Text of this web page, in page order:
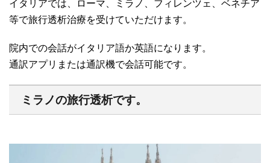
イタリアでは、ローマ、ミラノ、フィレンツェ、ベネチア
等で旅行透析治療を受けていただけます。
院内での会話がイタリア語か英語になります。
通訳アプリまたは通訳機で会話可能です。
ミラノの旅行透析です。